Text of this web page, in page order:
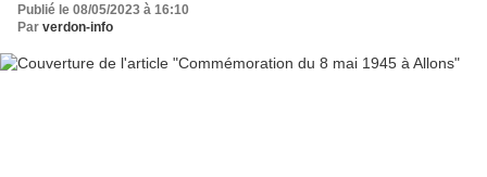
Publié le 08/05/2023 à 16:10
Par verdon-info